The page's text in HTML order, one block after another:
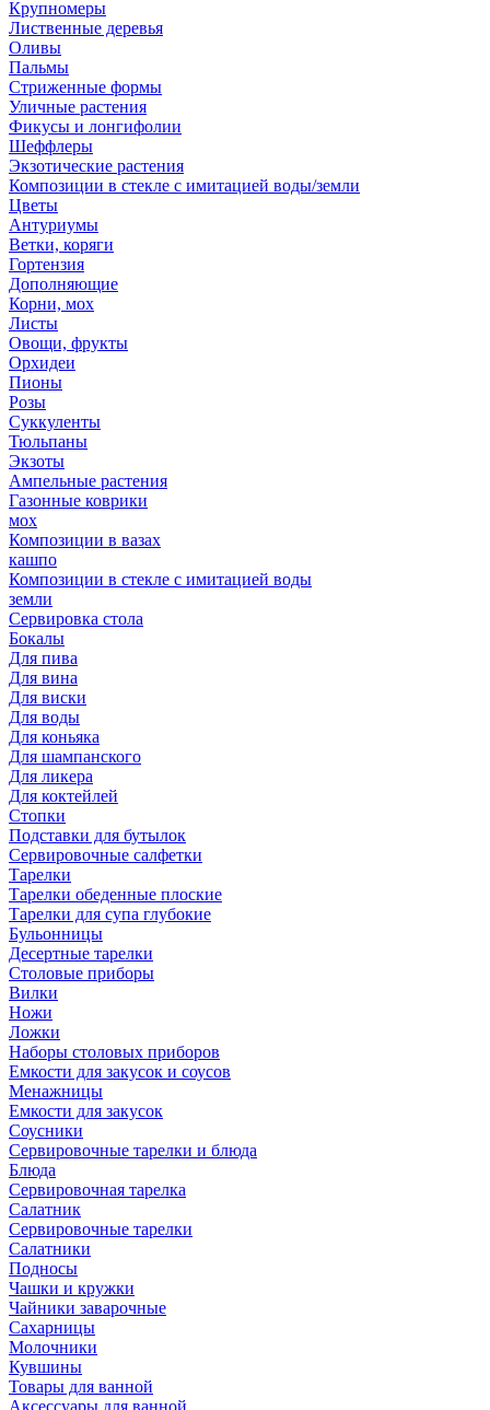
Крупномеры
Лиственные деревья
Оливы
Пальмы
Стриженные формы
Уличные растения
Фикусы и лонгифолии
Шеффлеры
Экзотические растения
Композиции в стекле с имитацией воды/земли
Цветы
Антуриумы
Ветки, коряги
Гортензия
Дополняющие
Корни, мох
Листы
Овощи, фрукты
Орхидеи
Пионы
Розы
Суккуленты
Тюльпаны
Экзоты
Ампельные растения
Газонные коврики
мох
Композиции в вазах
кашпо
Композиции в стекле с имитацией воды
земли
Сервировка стола
Бокалы
Для пива
Для вина
Для виски
Для воды
Для коньяка
Для шампанского
Для ликера
Для коктейлей
Стопки
Подставки для бутылок
Сервировочные салфетки
Тарелки
Тарелки обеденные плоские
Тарелки для супа глубокие
Бульонницы
Десертные тарелки
Столовые приборы
Вилки
Ножи
Ложки
Наборы столовых приборов
Емкости для закусок и соусов
Менажницы
Емкости для закусок
Соусники
Сервировочные тарелки и блюда
Блюда
Сервировочная тарелка
Салатник
Сервировочные тарелки
Салатники
Подносы
Чашки и кружки
Чайники заварочные
Сахарницы
Молочники
Кувшины
Товары для ванной
Аксессуары для ванной